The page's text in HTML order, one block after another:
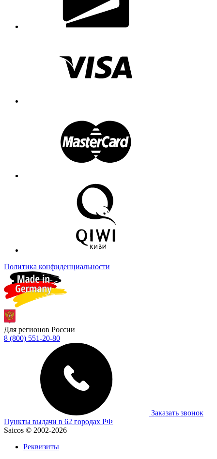
Политика конфиденциальности
Для регионов России
8 (800) 551-20-80
Заказать звонок
Пункты выдачи в 62 городах РФ
Saicos © 2002-2026
Реквизиты